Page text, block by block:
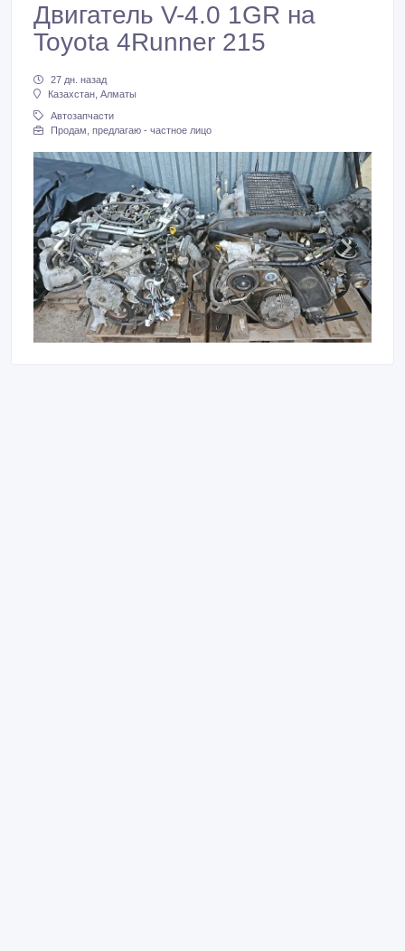
Двигатель V-4.0 1GR на
Toyota 4Runner 215
27 дн. назад
Казахстан, Алматы
Автозапчасти
Продам, предлагаю - частное лицо